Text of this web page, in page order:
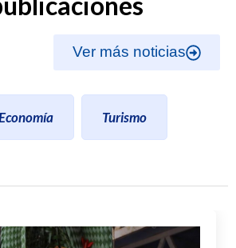
Ver más noticias
Turismo